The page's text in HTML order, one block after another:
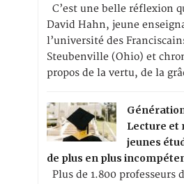
C’est une belle réflexion
David Hahn, jeune
l’université des
Steubenville (Ohio) et
propos de la vertu, de la
Lecture et
jeunes
de plus en plus
Plus de 1.800 professeurs